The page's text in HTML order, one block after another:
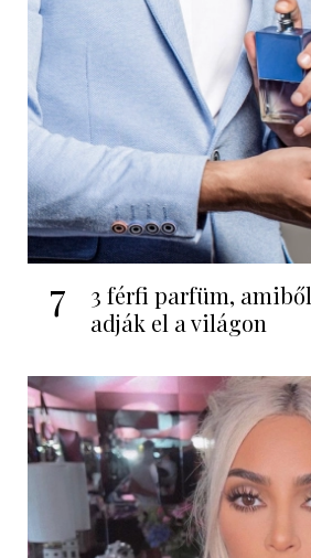
7
3 férfi parfüm,
adják el a világon